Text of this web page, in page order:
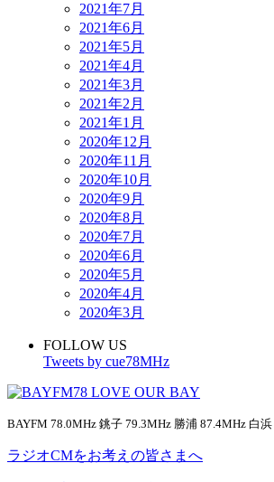
2021年7月
2021年6月
2021年5月
2021年4月
2021年3月
2021年2月
2021年1月
2020年12月
2020年11月
2020年10月
2020年9月
2020年8月
2020年7月
2020年6月
2020年5月
2020年4月
2020年3月
FOLLOW US
Tweets by cue78MHz
BAYFM 78.0MHz 銚子 79.3MHz 勝浦 87.4MHz 白
ラジオCMをお考えの皆さまへ